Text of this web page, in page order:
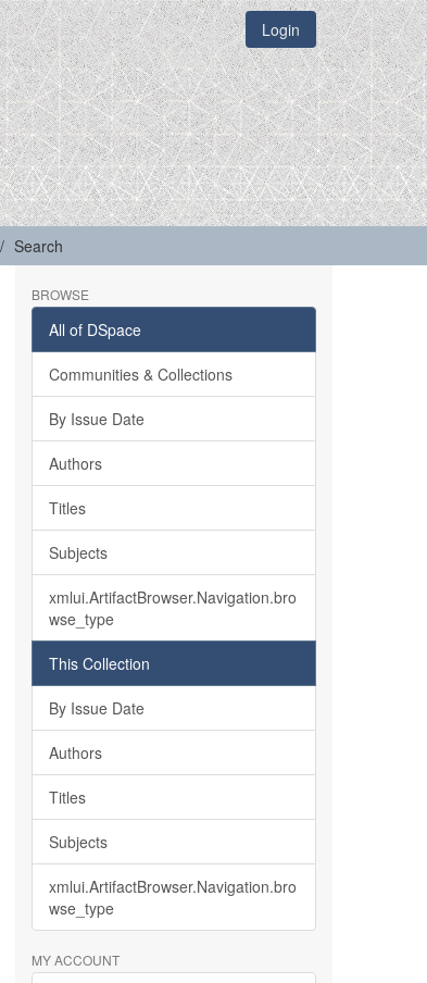
Login
Search
BROWSE
All of DSpace
Communities & Collections
By Issue Date
Authors
Titles
Subjects
xmlui.ArtifactBrowser.Navigation.bro
wse_type
This Collection
By Issue Date
Authors
Titles
Subjects
xmlui.ArtifactBrowser.Navigation.bro
wse_type
MY ACCOUNT